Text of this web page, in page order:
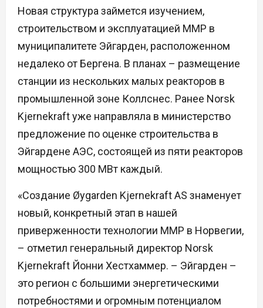
Новая структура займется изучением,
строительством и эксплуатацией ММР в
муниципалитете Эйгарден, расположенном
недалеко от Бергена. В планах – размещение
станции из нескольких малых реакторов в
промышленной зоне Коллснес. Ранее Norsk
Kjernekraft уже направляла в министерство
предложение по оценке строительства в
Эйгардене АЭС, состоящей из пяти реакторов
мощностью 300 МВт каждый.
«Создание Øygarden Kjernekraft AS знаменует
новый, конкретный этап в нашей
приверженности технологии ММР в Норвегии,
– отметил генеральный директор Norsk
Kjernekraft Йонни Хестхаммер. – Эйгарден –
это регион с большими энергетическими
потребностями и огромным потенциалом